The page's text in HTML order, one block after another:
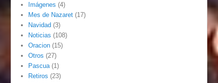
Imágenes (4)
Mes de Nazaret (17)
Navidad (3)
Noticias (108)
Oracion (15)
Otros (27)
Pascua (1)
Retiros (23)